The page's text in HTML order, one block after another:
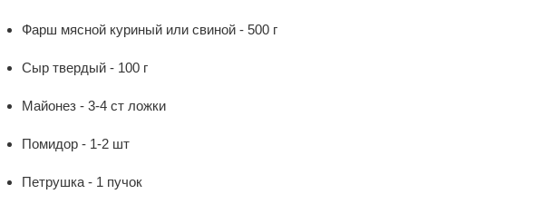
Фарш мясной куриный или свиной - 500 г
Сыр твердый - 100 г
Майонез - 3-4 ст ложки
Помидор - 1-2 шт
Петрушка - 1 пучок